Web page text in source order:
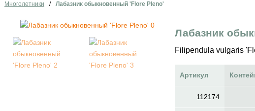
Многолетники / Лабазник обыкновенный 'Flore Pleno'
Лабазник
Filipendula vulgaris
Артикул
112174